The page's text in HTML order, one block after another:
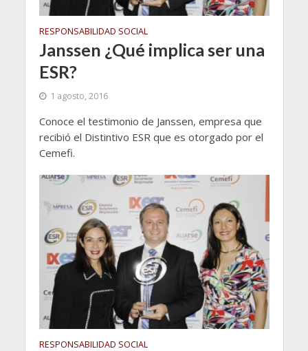
RESPONSABILIDAD SOCIAL
Janssen ¿Qué implica ser una
ESR?
1 agosto, 2016
Conoce el testimonio de Janssen, empresa que
recibió el Distintivo ESR que es otorgado por el
Cemefi.
RESPONSABILIDAD SOCIAL